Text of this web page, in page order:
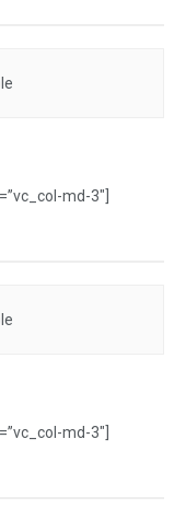
md-3″]
md-3″]